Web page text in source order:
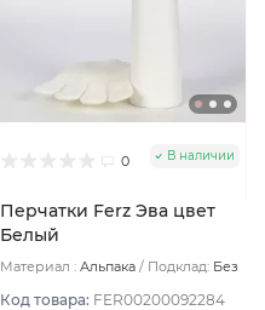
0 В наличии
Перчатки Ferz Эва цвет
Белый
Материал : Альпака Подклад: Без
Код товара: FER00200092284